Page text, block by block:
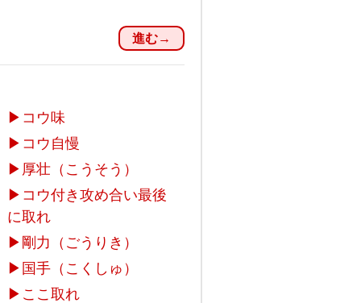
進む→
▶ コウ味
▶ コウ自慢
▶ 厚壮（こうそう）
▶ コウ付き攻め合い最後
に取れ
▶ 剛力（ごうりき）
▶ 国手（こくしゅ）
▶ ここ取れ